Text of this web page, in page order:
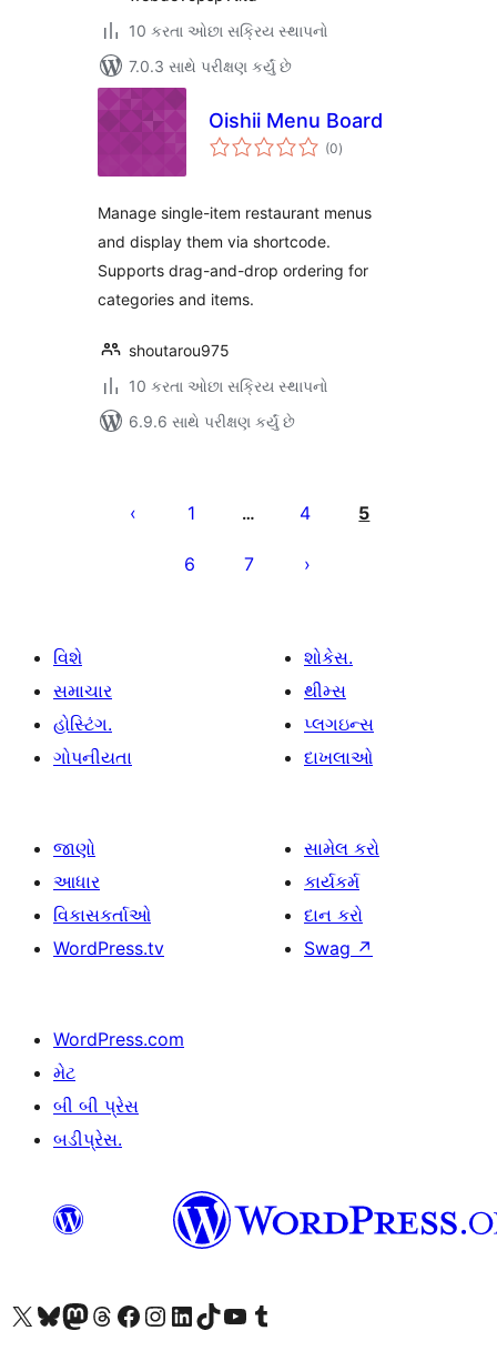
10 કરતા ઓછા સક્રિય સ્થાપનો
7.0.3 સાથે પરીક્ષણ કર્યું છે
Oishii Menu Board
(0કુલ
રેટિંગ્સ
)
Manage single-item restaurant menus
and display them via shortcode.
Supports drag-and-drop ordering for
categories and items.
shoutarou975
10 કરતા ઓછા સક્રિય સ્થાપનો
6.9.6 સાથે પરીક્ષણ કર્યું છે
પૃષ્ઠ
1 … 4 5
6 7
વિશે
સમાચાર
હોસ્ટિંગ.
ગોપનીયતા
શોકેસ.
થીમ્સ
પ્લગઇન્સ
દાખલાઓ
જાણો
આધાર
વિકાસકર્તાઓ
WordPress.tv
સામેલ કરો
કાર્યકર્મ
દાન કરો
Swag ↗
WordPress.com
મેટ
બી બી પ્રેસ
બડીપ્રેસ.
અમારા X (અગાઉ ટ્વિટર) એકાઉન્ટની મુલાકાત લોઅમારા Bluesky એકાઉન્ટની મુલાકાત લોઅમારા માસ્ટોડોન એકાઉન્ટની મુલાકાત લોઅમારા Threads એકાઉન્ટની મુલાકાત લો અમારા ફેસબુક પેજની મુલાકાત લોઅમારા ઇન્સ્ટાગ્રામ એકાઉન્ટની મુલાકાત લો અમારા LinkedIn એકાઉન્ટની મુલાકાત લોઅમારા TikTok એકાઉન્ટની મુલાકાત લોઅમારી YouTube ચેનલની મુલાકાત લો અમારા Tumblr એકાઉન્ટની મુલાકાત લો